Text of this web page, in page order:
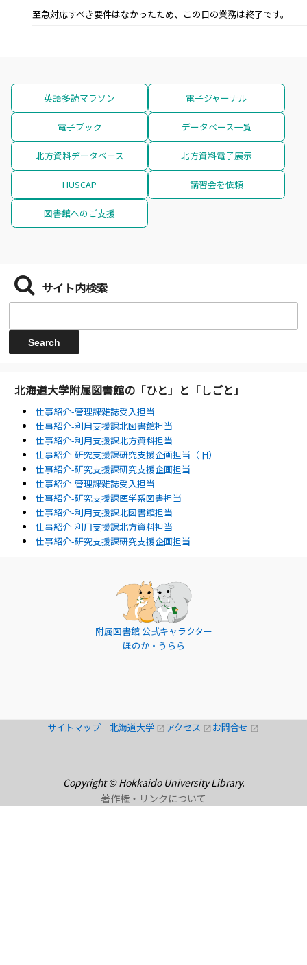
至急対応すべき要件はなかったため、この日の業務は終了です。
英語多読マラソン 電子ジャーナル
電子ブック データベース一覧
北方資料データベース 北方資料電子展示
HUSCAP 講習会を依頼
図書館へのご支援
サイト内検索
北海道大学附属図書館の「ひと」と「しごと」
仕事紹介-管理課雑誌受入担当
仕事紹介-利用支援課北図書館担当
仕事紹介-利用支援課北方資料担当
仕事紹介-研究支援課研究支援企画担当（旧）
仕事紹介-研究支援課研究支援企画担当
仕事紹介-管理課雑誌受入担当
仕事紹介-研究支援課医学系図書担当
仕事紹介-利用支援課北図書館担当
仕事紹介-利用支援課北方資料担当
仕事紹介-研究支援課研究支援企画担当
附属図書館 公式キャラクター
ほのか・うらら
サイトマップ北海道大学 open_in_newアクセス open_in_newお問合せ open_in_new
Copyright © Hokkaido University Library.
著作権・リンクについて